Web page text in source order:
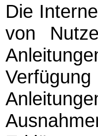
Die
von